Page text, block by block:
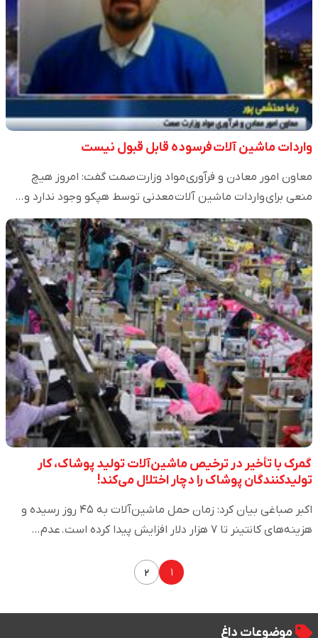
واردات ماشین آلات فرسوده قابل قبول نیست
معاون امور معادن و فرآوری مواد وزارت صمت گفت: امروز هیچ
منعی برای واردات ماشین آلات معدنی توسط هپکو وجود ندارد و…
گمرک با تأخیر در ترخیص ماشین‌آلات تولید پوشاک، کار
تولیدکنندگان پوشاک را دچار اختلال می‌کند!
اکبر صباغی بیان کرد: زمان حمل ماشین‌آلات به ۴۵ روز رسیده و
هزینه‌های کانتینر تا ۷ هزار دلار افزایش پیدا کرده است. عدم…
۱ ۲
موضوعات داغ